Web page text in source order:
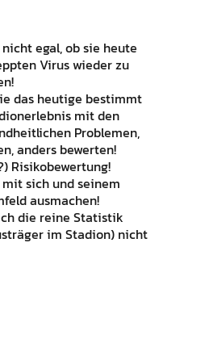
egal, ob sie heute
Virus wieder zu
das heutige bestimmt
mit den
Problemen,
anders bewerten!
Risikobewertung!
sich und seinem
ausmachen!
die reine Statistik
im Stadion) nicht